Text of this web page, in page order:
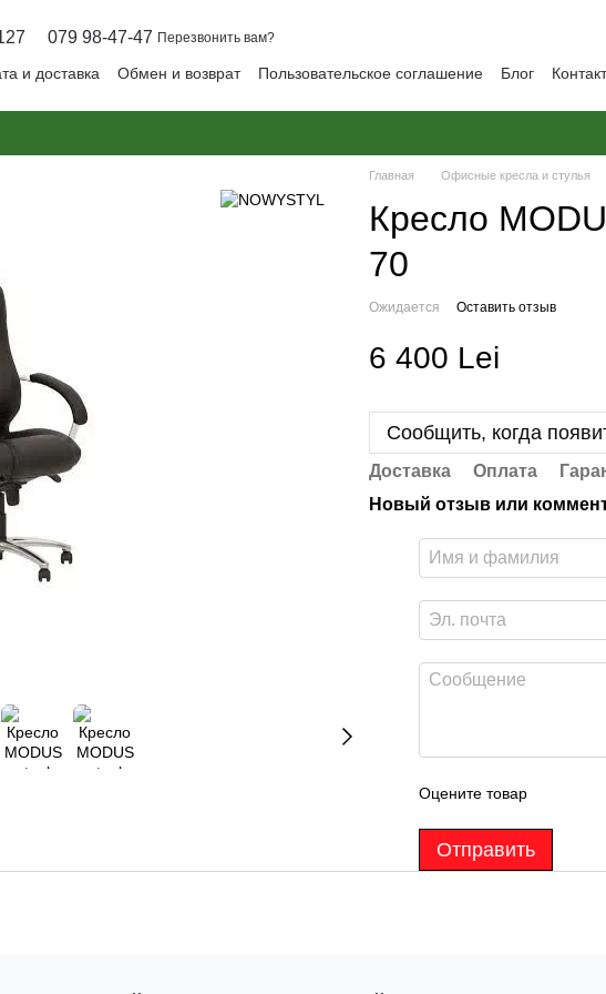
079 98-47-47 Перезвонить вам?
и доставка Обмен и возврат Пользовательское соглашение Блог
Главная Офисные кресла и стулья
Кресло
70
Ожидается Оставить отзыв
6 400 Lei
Сообщить, когда
Доставка Оплата
Новый отзыв или
Оцените товар
Отправить